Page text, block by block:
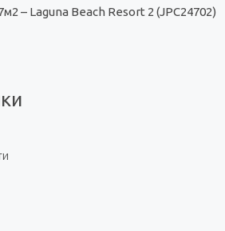
– Laguna Beach Resort 2 (JPC24702)